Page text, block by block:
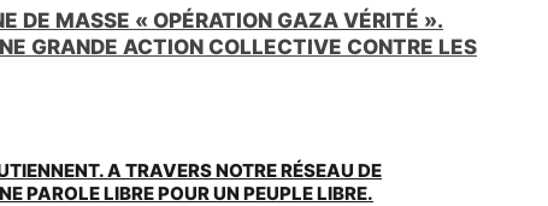
DE MASSE « OPÉRATION GAZA VÉRITÉ ».
GRANDE ACTION COLLECTIVE CONTRE LES
A TRAVERS NOTRE RÉSEAU DE
PAROLE LIBRE POUR UN PEUPLE LIBRE.